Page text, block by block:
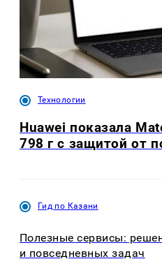
Технологии
Huawei показала
798 г с защитой от
Гид по Казани
Полезные сервисы:
и повседневных задач